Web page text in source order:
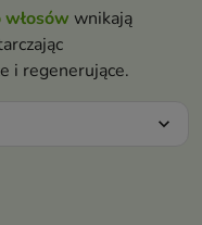
wnikają
i regenerujące.
expand_more